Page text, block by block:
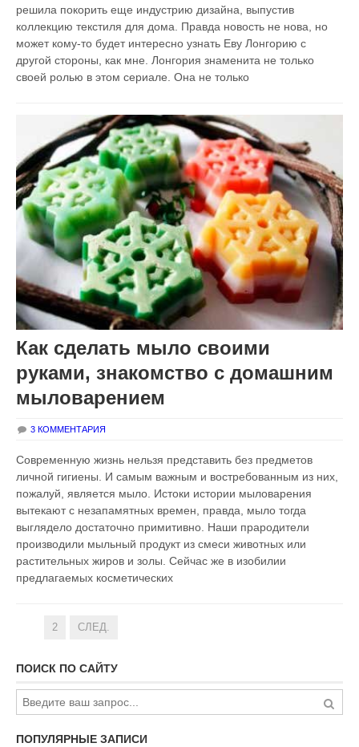
решила покорить еще индустрию дизайна, выпустив
коллекцию текстиля для дома. Правда новость не нова, но
может кому-то будет интересно узнать Еву Лонгорию с
другой стороны, как мне. Лонгория знаменита не только
своей ролью в этом сериале. Она не только
Как сделать мыло своими
руками, знакомство с домашним
мыловарением
3 КОММЕНТАРИЯ
Современную жизнь нельзя представить без предметов
личной гигиены. И самым важным и востребованным из них,
пожалуй, является мыло. Истоки истории мыловарения
вытекают с незапамятных времен, правда, мыло тогда
выглядело достаточно примитивно. Наши прародители
производили мыльный продукт из смеси животных или
растительных жиров и золы. Сейчас же в изобилии
предлагаемых косметических
2 СЛЕД.
ПОИСК ПО САЙТУ
ПОПУЛЯРНЫЕ ЗАПИСИ